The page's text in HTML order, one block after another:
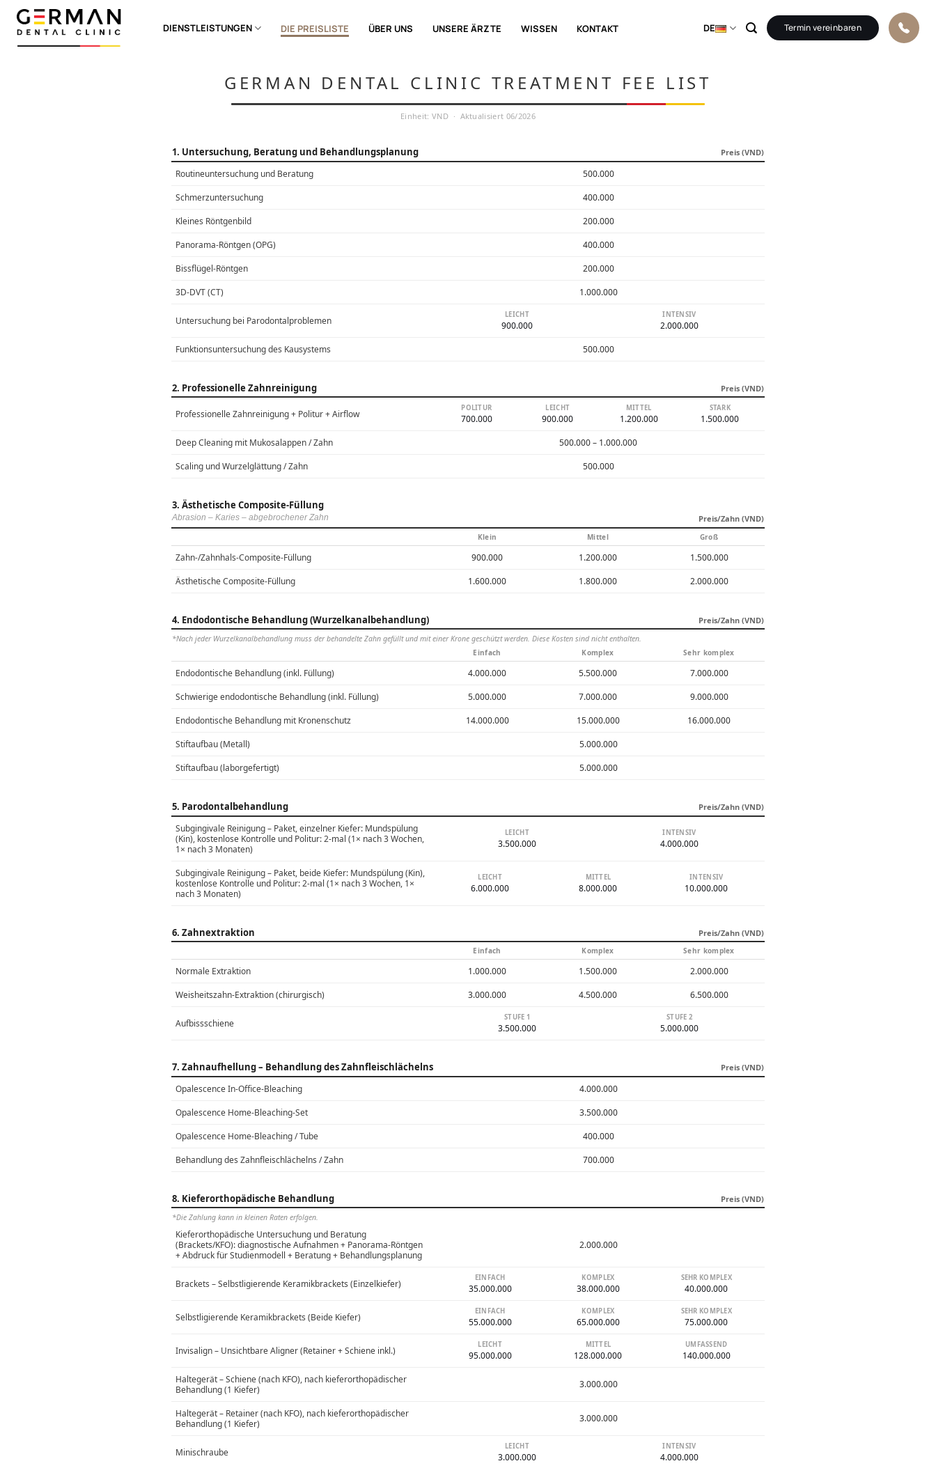
Zum
Inhalt
springen
DIENSTLEISTUNGEN DIE PREISLISTE ÜBER UNS UNSERE ÄRZTE WISSEN KONTAKT DE Termin vereinbaren
GERMAN DENTAL CLINIC TREATMENT FEE LIST
Einheit: VND · Aktualisiert 06/2026
1. Untersuchung, Beratung und Behandlungsplanung Preis (VND)
Routineuntersuchung und Beratung
500.000
Schmerzuntersuchung
400.000
Kleines Röntgenbild
200.000
Panorama-Röntgen (OPG)
400.000
Bissflügel-Röntgen
200.000
3D-DVT (CT)
1.000.000
Untersuchung bei Parodontalproblemen
LEICHT
900.000
INTENSIV
2.000.000
Funktionsuntersuchung des Kausystems
500.000
2. Professionelle Zahnreinigung Preis (VND)
Professionelle Zahnreinigung + Politur + Airflow
POLITUR
700.000
LEICHT
900.000
MITTEL
1.200.000
STARK
1.500.000
Deep Cleaning mit Mukosalappen / Zahn
500.000 – 1.000.000
Scaling und Wurzelglättung / Zahn
500.000
3. Ästhetische Composite-Füllung
Abrasion – Karies – abgebrochener Zahn Preis/Zahn (VND)
Klein Mittel Groß
Zahn-/Zahnhals-Composite-Füllung 900.000 1.200.000
1.500.000
Ästhetische Composite-Füllung
1.600.000 1.800.000 2.000.000
4. Endodontische Behandlung (Wurzelkanalbehandlung) Preis/Zahn (VND)
*Nach jeder Wurzelkanalbehandlung muss der behandelte Zahn gefüllt und mit einer Krone geschützt werden. Diese Kosten sind nicht enthalten.
Einfach
Komplex Sehr komplex
Endodontische Behandlung (inkl. Füllung) 4.000.000 5.500.000
7.000.000
Schwierige endodontische Behandlung (inkl. Füllung)
5.000.000 7.000.000
9.000.000
Endodontische Behandlung mit Kronenschutz
14.000.000 15.000.000
16.000.000
Stiftaufbau (Metall)
5.000.000
Stiftaufbau (laborgefertigt)
5.000.000
5. Parodontalbehandlung Preis/Zahn (VND)
Subgingivale Reinigung – Paket, einzelner Kiefer: Mundspülung
(Kin), kostenlose Kontrolle und Politur: 2-mal (1× nach 3 Wochen,
1× nach 3 Monaten)
LEICHT
3.500.000
INTENSIV
4.000.000
Subgingivale Reinigung – Paket, beide Kiefer: Mundspülung (Kin),
kostenlose Kontrolle und Politur: 2-mal (1× nach 3 Wochen, 1×
nach 3 Monaten)
LEICHT
6.000.000
MITTEL
8.000.000
INTENSIV
10.000.000
6. Zahnextraktion Preis/Zahn (VND)
Einfach Komplex Sehr komplex
Normale Extraktion 1.000.000 1.500.000
2.000.000
Weisheitszahn-Extraktion (chirurgisch)
3.000.000 4.500.000 6.500.000
Aufbissschiene
STUFE 1
3.500.000
STUFE 2
5.000.000
7. Zahnaufhellung – Behandlung des Zahnfleischlächelns Preis (VND)
Opalescence In-Office-Bleaching
4.000.000
Opalescence Home-Bleaching-Set
3.500.000
Opalescence Home-Bleaching / Tube
400.000
Behandlung des Zahnfleischlächelns / Zahn
700.000
8. Kieferorthopädische Behandlung Preis (VND)
*Die Zahlung kann in kleinen Raten erfolgen.
Kieferorthopädische Untersuchung und Beratung
(Brackets/KFO): diagnostische Aufnahmen + Panorama-Röntgen
+ Abdruck für Studienmodell + Beratung + Behandlungsplanung
2.000.000
Brackets – Selbstligierende Keramikbrackets (Einzelkiefer)
EINFACH
35.000.000
KOMPLEX
38.000.000
SEHR KOMPLEX
40.000.000
Selbstligierende Keramikbrackets (Beide Kiefer)
EINFACH
55.000.000
KOMPLEX
65.000.000
SEHR KOMPLEX
75.000.000
Invisalign – Unsichtbare Aligner (Retainer + Schiene inkl.)
LEICHT
95.000.000
MITTEL
128.000.000
UMFASSEND
140.000.000
Haltegerät – Schiene (nach KFO), nach kieferorthopädischer
Behandlung (1 Kiefer)
3.000.000
Haltegerät – Retainer (nach KFO), nach kieferorthopädischer
Behandlung (1 Kiefer)
3.000.000
Minischraube
LEICHT
3.000.000
INTENSIV
4.000.000